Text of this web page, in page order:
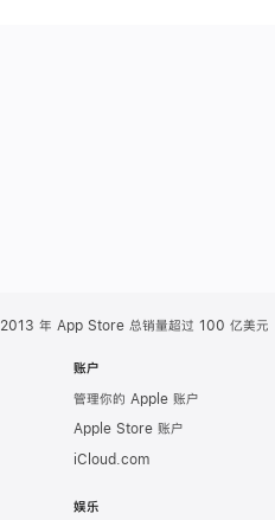
2013 年 App Store 总销量超过 100 亿美元
账户
管理你的 Apple 账户
Apple Store 账户
iCloud.com
娱乐